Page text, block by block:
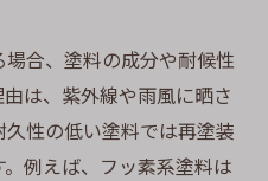
合、塗料の成分や耐候性
は、紫外線や雨風に晒さ
性の低い塗料では再塗装
例えば、フッ素系塗料は